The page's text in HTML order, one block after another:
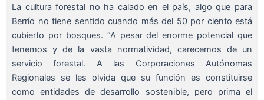
La cultura forestal no ha calado en el país, algo que para
Berrío no tiene sentido cuando más del 50 por ciento está
cubierto por bosques. “A pesar del enorme potencial que
tenemos y de la vasta normatividad, carecemos de un
servicio forestal. A las Corporaciones Autónomas
Regionales se les olvida que su función es constituirse
como entidades de desarrollo sostenible, pero prima el